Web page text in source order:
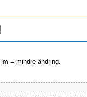
m = mindre ändring.